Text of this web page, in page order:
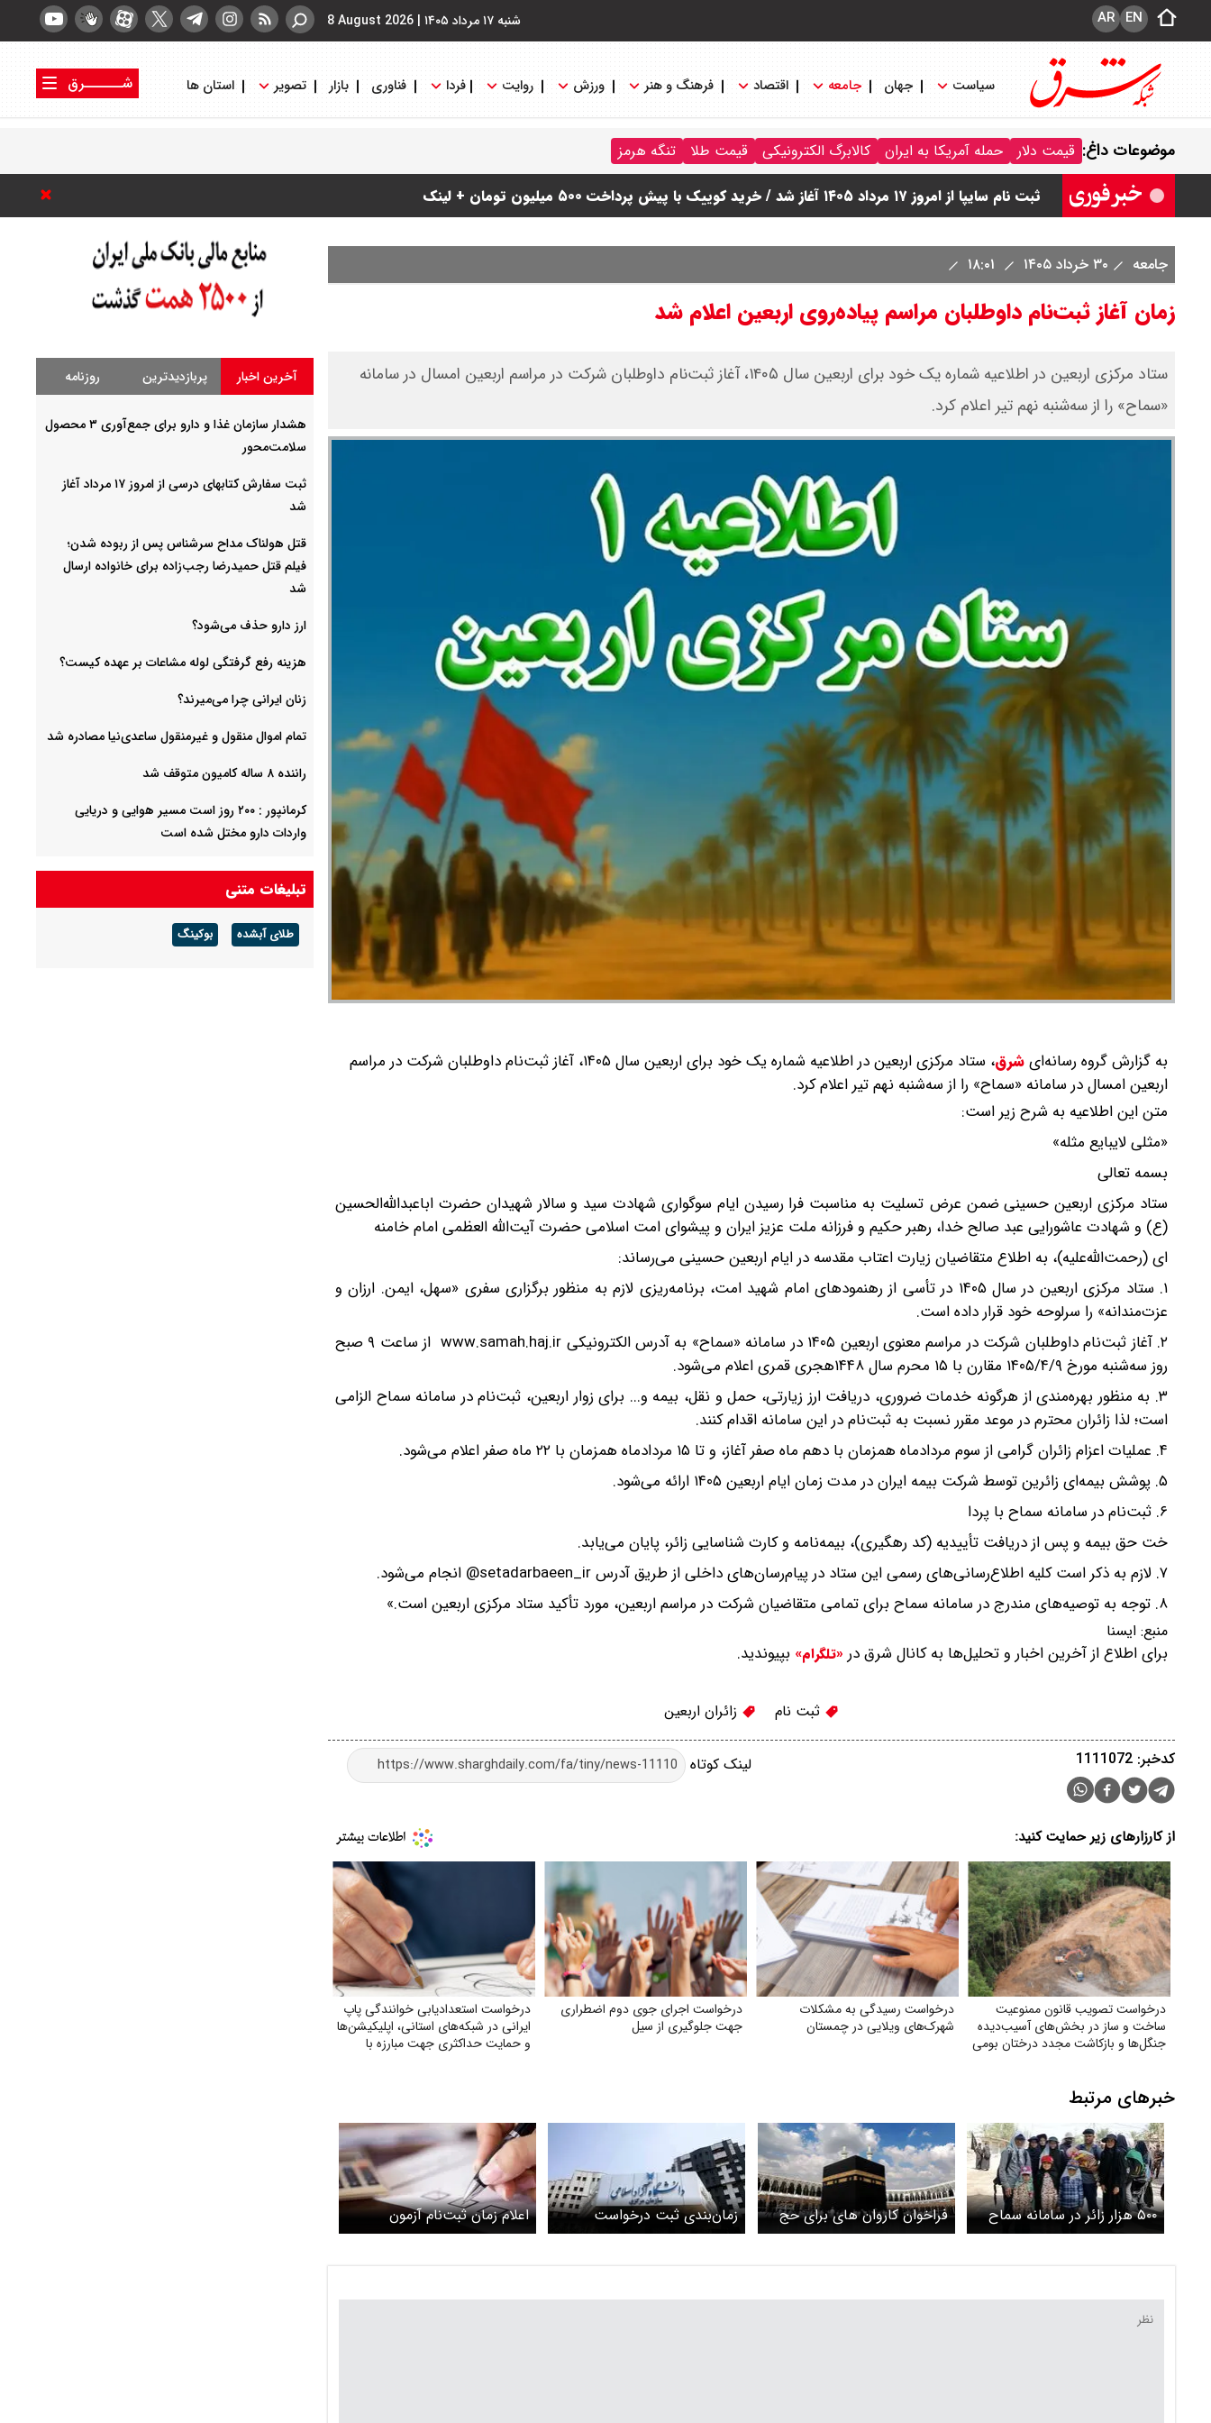
شنبه ۱۷ مرداد ۱۴۰۵ |
8 August 2026 EN
AR
سیاست جهان جامعه اقتصاد فرهنگ و هنر ورزش روایت فردا فناوری بازار تصویر استان ها
شــــــرق
موضوعات داغ: قیمت دلار حمله آمریکا به ایران کالابرگ الکترونیکی قیمت طلا تنگه هرمز
قیمت محصولات سایپا امروز شنبه ۱۷ مرداد ۱۴۰۵ / قیمت اطلس چند؟ + جدول
قیمت محصولات ایران خودرو امروز شنبه ۱۷ مرداد ۱۴۰۵ / قیمت دنا چند ؟ + جدول
ثبت نام سایپا از امروز ۱۷ مرداد ۱۴۰۵ آغاز شد / خرید کوییک با پیش پرداخت ۵۰۰ میلیون تومان + لینک
قیمت سکه امامی امروز شنبه ۱۷ مرداد ۱۴۰۵ اعلام شد/ صعود قیمت سکه
جامعه ۳۰ خرداد ۱۴۰۵
زمان آغاز ثبت‌نام داوطلبان مراسم پیاده‌روی اربعین اعلام شد
ستاد مرکزی اربعین در اطلاعیه شماره یک خود برای اربعین سال ۱۴۰۵، آغاز ثبت‌نام داوطلبان شرکت در مراسم اربعین امسال در سامانه
«سماح» را از سه‌شنبه نهم تیر اعلام کرد.
به گزارش گروه رسانه‌ایشرق،
ستاد مرکزی اربعین در اطلاعیه شماره یک خود برای اربعین سال ۱۴۰۵، آغاز ثبت‌نام داوطلبان شرکت در مراسم
اربعین امسال در سامانه «سماح» را از سه‌شنبه نهم تیر اعلام کرد.
متن این اطلاعیه به شرح زیر است:
«مثلی لایبایع مثله»
بسمه‌ تعالی
ستاد مرکزی اربعین حسینی ضمن عرض تسلیت به مناسبت فرا رسیدن ایام سوگواری شهادت سید و سالار شهیدان حضرت اباعبدالله‌الحسین
(ع) و شهادت عاشورایی عبد صالح خدا، رهبر حکیم و فرزانه ملت عزیز ایران و پیشوای امت اسلامی حضرت آیت‌الله العظمی امام خامنه
‌ای (رحمت‌الله‌علیه)، به اطلاع متقاضیان زیارت اعتاب مقدسه در ایام اربعین حسینی می‌رساند:
۱. ستاد مرکزی اربعین در سال ۱۴۰۵ در تأسی از رهنمودهای امام شهید امت، برنامه‌ریزی لازم به منظور برگزاری سفری «سهل، ایمن. ارزان و
عزت‌مندانه» را سرلوحه خود قرار داده است.
۲. آغاز ثبت‌نام داوطلبان شرکت در مراسم معنوی اربعین ۱۴۰۵ در سامانه «سماح» به آدرس الکترونیکی www.samah.haj.ir از ساعت ۹ صبح
روز سه‌شنبه مورخ ۱۴۰۵/۴/۹ مقارن با ۱۵ محرم سال ۱۴۴۸هجری قمری اعلام می‌شود.
۳. به منظور بهره‌مندی از هرگونه خدمات ضروری، دریافت ارز زیارتی، حمل و نقل، بیمه و... برای زوار اربعین، ثبت‌نام در سامانه سماح الزامی
است؛ لذا زائران محترم در موعد مقرر نسبت به ثبت‌نام در این سامانه اقدام کنند.
۴. عملیات اعزام زائران گرامی از سوم مردادماه همزمان با دهم ماه صفر آغاز، و تا ۱۵ مردادماه همزمان با ۲۲ ماه صفر اعلام می‌شود.
۵. پوشش بیمه‌ای زائرین توسط شرکت بیمه ایران در مدت زمان ایام اربعین ۱۴۰۵ ارائه می‌شود.
۶. ثبت‌نام در سامانه سماح با پردا
خت حق بیمه و پس از دریافت تأییدیه (کد رهگیری)، بیمه‌نامه و کارت شناسایی زائر، پایان می‌یابد.
۷. لازم به ذکر است کلیه اطلاع‌رسانی‌های رسمی این ستاد در پیام‌رسان‌های داخلی از طریق آدرس setadarbaeen_ir@ انجام می‌شود.
۸. توجه به توصیه‌های مندرج در سامانه سماح برای تمامی متقاضیان شرکت در مراسم اربعین، مورد تأکید ستاد مرکزی اربعین است.»
منبع: ایسنا
برای اطلاع از آخرین اخبار و تحلیل‌ها به کانال شرق در «تلگرام» بپیوندید.
ثبت نام زائران اربعین
لینک کوتاه کدخبر: 1111072
از کارزارهای زیر حمایت کنید:
درخواست تصویب قانون ممنوعیت
ساخت و ساز در بخش‌های آسیب‌دیده
جنگل‌ها و بازکاشت مجدد درختان بومی
درخواست رسیدگی به مشکلات
شهرک‌های ویلایی در چمستان
درخواست اجرای جوی دوم اضطراری
جهت جلوگیری از سیل
درخواست استعدادیابی خوانندگی پاپ
ایرانی در شبکه‌های استانی، اپلیکیشن‌ها
و حمایت حداکثری جهت مبارزه با
خبرهای مرتبط
۵۰۰ هزار زائر در سامانه سماح
ثبت نام کردند+ چگونه ارز
فراخوان کاروان های برای حج
تمتع ۱۴۰۶ منتشر شد
زمان‌بندی ثبت درخواست
میهمانی دانشگاه آزاد اعلام شد
اعلام زمان ثبت‌نام آزمون
کاردانی به کارشناسی ناپیوسته
آخرین اخبار پربازدیدترین روزنامه
هشدار سازمان غذا و دارو برای جمع‌آوری ۳ محصول
سلامت‌محور
ثبت سفارش کتابهای درسی از امروز ۱۷ مرداد آغاز
شد
قتل هولناک مداح سرشناس پس از ربوده شدن؛
فیلم قتل حمیدرضا رجب‌زاده برای خانواده ارسال
شد
ارز دارو حذف می‌شود؟
هزینه رفع گرفتگی لوله مشاعات بر عهده کیست؟
زنان ایرانی چرا می‌میرند؟
تمام اموال منقول و غیرمنقول ساعدی‌نیا مصادره شد
راننده ۸ ساله کامیون متوقف شد
کرمانپور : ۲۰۰ روز است مسیر هوایی و دریایی
واردات دارو مختل شده است
دلیل صدای انفجار جنوب اصفهان چیست؟
تبلیغات متنی
طلای آبشده بوکینگ